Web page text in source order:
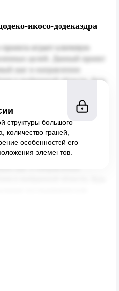
икосо-додекаэдра
структуры большого
количество граней,
особенностей его
элементов.